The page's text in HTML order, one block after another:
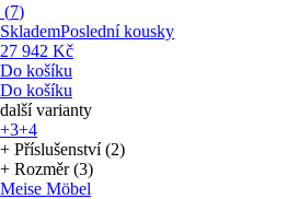
(7)
SklademPoslední kousky
27 942 Kč
Do košíku
Do košíku
další varianty
+3+4
+ Příslušenství (2)
+ Rozměr (3)
Meise Möbel